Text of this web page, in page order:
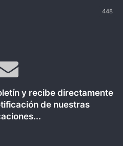
448
y recibe directamente
de nuestras